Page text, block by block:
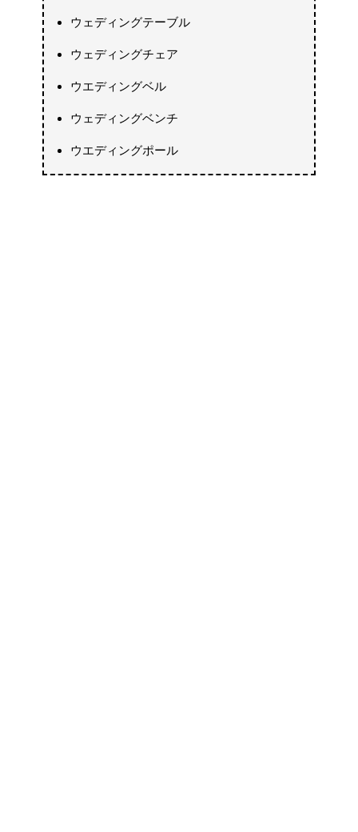
ウェディングテーブル
ウェディングチェア
ウエディングベル
ウェディングベンチ
ウエディングポール